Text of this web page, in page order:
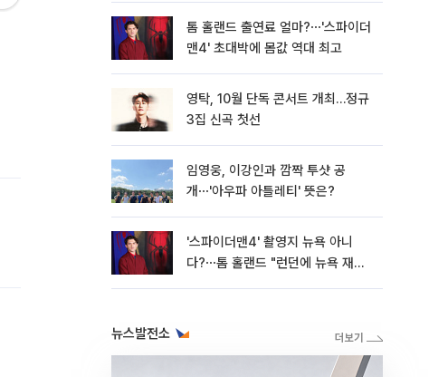
톰 홀랜드 출연료 얼마?⋯'스파이더
맨4' 초대박에 몸값 역대 최고
영탁, 10월 단독 콘서트 개최…정규
3집 신곡 첫선
임영웅, 이강인과 깜짝 투샷 공
개⋯'아우파 아틀레티' 뜻은?
'스파이더맨4' 촬영지 뉴욕 아니
다?⋯톰 홀랜드 "런던에 뉴욕 재현
뉴스발전소